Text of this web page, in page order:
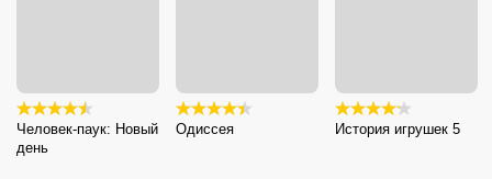
Человек-паук: Новый
день
Одиссея История игрушек 5